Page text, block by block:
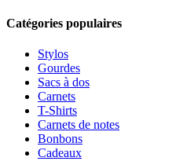
Catégories populaires
Stylos
Gourdes
Sacs à dos
Carnets
T-Shirts
Carnets de notes
Bonbons
Cadeaux